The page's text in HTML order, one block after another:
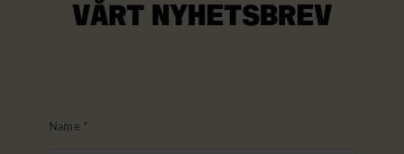
VÅRT NYHETSBREV
Name